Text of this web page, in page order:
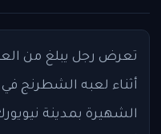
أثناء لعبه الشطرنج
الشهيرة بمدينة